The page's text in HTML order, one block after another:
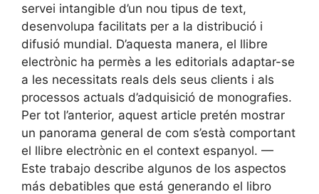
servei intangible d’un nou tipus de text,
desenvolupa facilitats per a la distribució i
difusió mundial. D’aquesta manera, el llibre
electrònic ha permès a les editorials adaptar-se
a les necessitats reals dels seus clients i als
processos actuals d’adquisició de monografies.
Per tot l’anterior, aquest article pretén mostrar
un panorama general de com s’està comportant
el llibre electrònic en el context espanyol. —
Este trabajo describe algunos de los aspectos
más debatibles que está generando el libro